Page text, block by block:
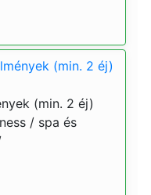
(min. 2 éj)
(min. 2 éj)
/ spa és